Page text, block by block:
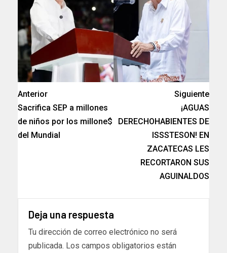
Anterior
Sacrifica SEP a millones
de niños por los millone$
del Mundial
Siguiente
¡AGUAS
DERECHOHABIENTES DE
ISSSTESON! EN
ZACATECAS LES
RECORTARON SUS
AGUINALDOS
Deja una respuesta
Tu dirección de correo electrónico no será
publicada. Los campos obligatorios están